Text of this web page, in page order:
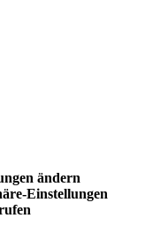
ändern
Einstellungen